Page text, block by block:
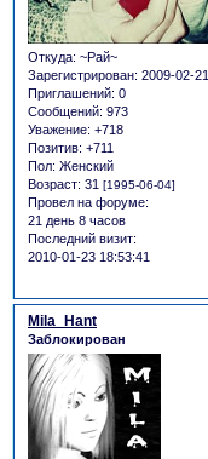
Откуда: ~Рай~
Зарегистрирован: 2009-02-21
Приглашений: 0
Сообщений: 973
Уважение: +718
Позитив: +711
Пол: Женский
Возраст: 31 [1995-06-04]
Провел на форуме:
21 день 8 часов
Последний визит:
2010-01-23 18:53:41
Mila_Hant
Заблокирован